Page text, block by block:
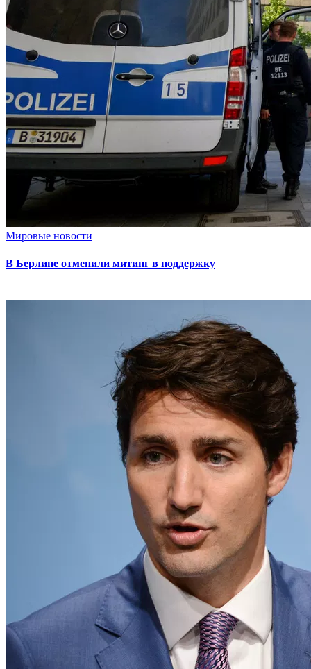
Мировые новости
В Берлине отменили митинг в поддержку